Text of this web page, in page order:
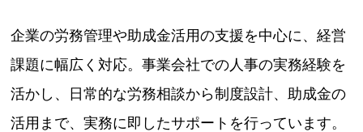
企業の労務管理や助成金活用の支援を中心に、経営
課題に幅広く対応。事業会社での人事の実務経験を
活かし、日常的な労務相談から制度設計、助成金の
活用まで、実務に即したサポートを行っています。